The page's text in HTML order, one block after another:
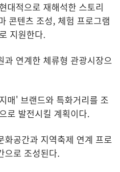
대적으로 재해석한 스토리
콘텐츠 조성, 체험 프로그램
지원한다.
과 연계한 체류형 관광시장으
매' 브랜드와 특화거리를 조
로 발전시킬 계획이다.
화공간과 지역축제 연계 프로
으로 조성된다.